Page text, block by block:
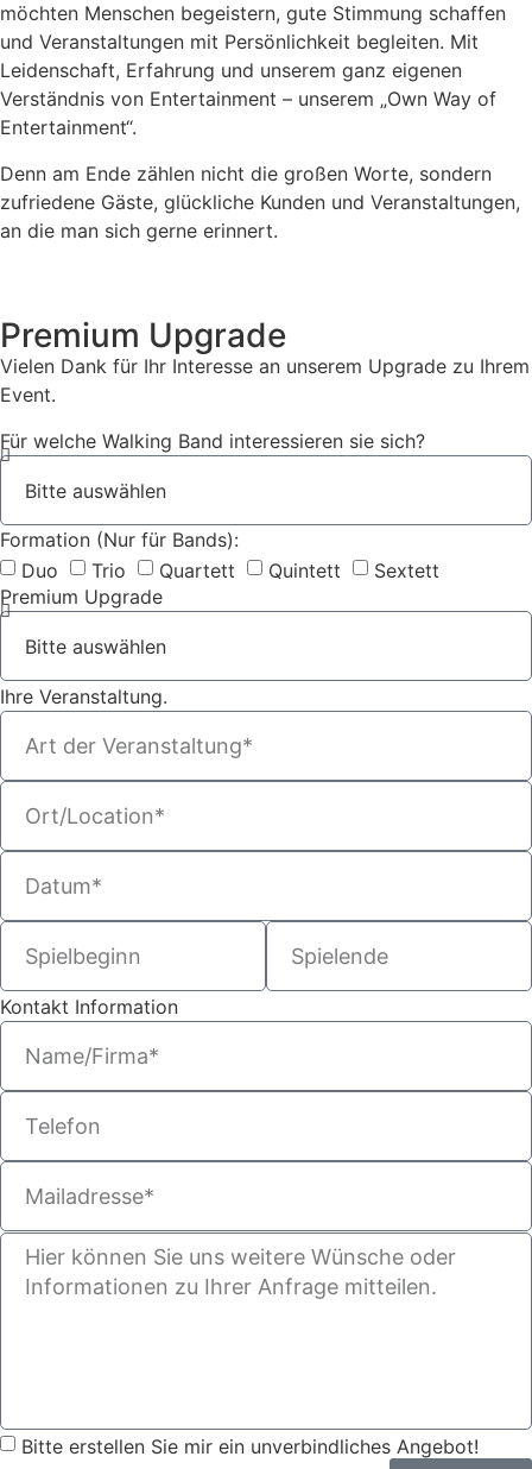
möchten Menschen begeistern, gute Stimmung schaffen
und Veranstaltungen mit Persönlichkeit begleiten. Mit
Leidenschaft, Erfahrung und unserem ganz eigenen
Verständnis von Entertainment – unserem „Own Way of
Entertainment“.
Denn am Ende zählen nicht die großen Worte, sondern
zufriedene Gäste, glückliche Kunden und Veranstaltungen,
an die man sich gerne erinnert.
Premium Upgrade
Vielen Dank für Ihr Interesse an unserem Upgrade zu Ihrem
Event.
Für welche Walking Band interessieren sie sich?
Formation (Nur für Bands):
Duo
Trio Quartett Quintett
Sextett
Premium Upgrade
Ihre Veranstaltung.
Kontakt Information
Bitte erstellen Sie mir ein unverbindliches Angebot!